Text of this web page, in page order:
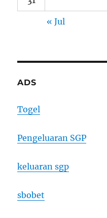
« Jul
ADS
Togel
Pengeluaran SGP
keluaran sgp
sbobet